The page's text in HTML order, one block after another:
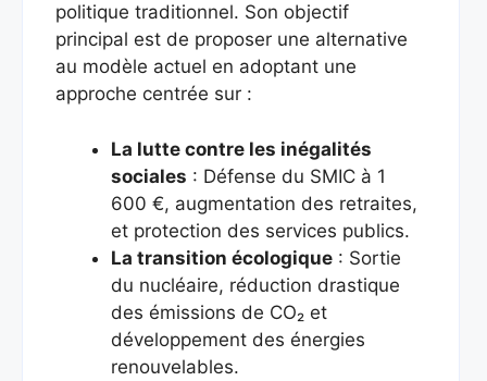
politique traditionnel. Son objectif
principal est de proposer une alternative
au modèle actuel en adoptant une
approche centrée sur :
La lutte contre les inégalités
sociales : Défense du SMIC à 1
600 €, augmentation des retraites,
et protection des services publics.
La transition écologique : Sortie
du nucléaire, réduction drastique
des émissions de CO₂ et
développement des énergies
renouvelables.